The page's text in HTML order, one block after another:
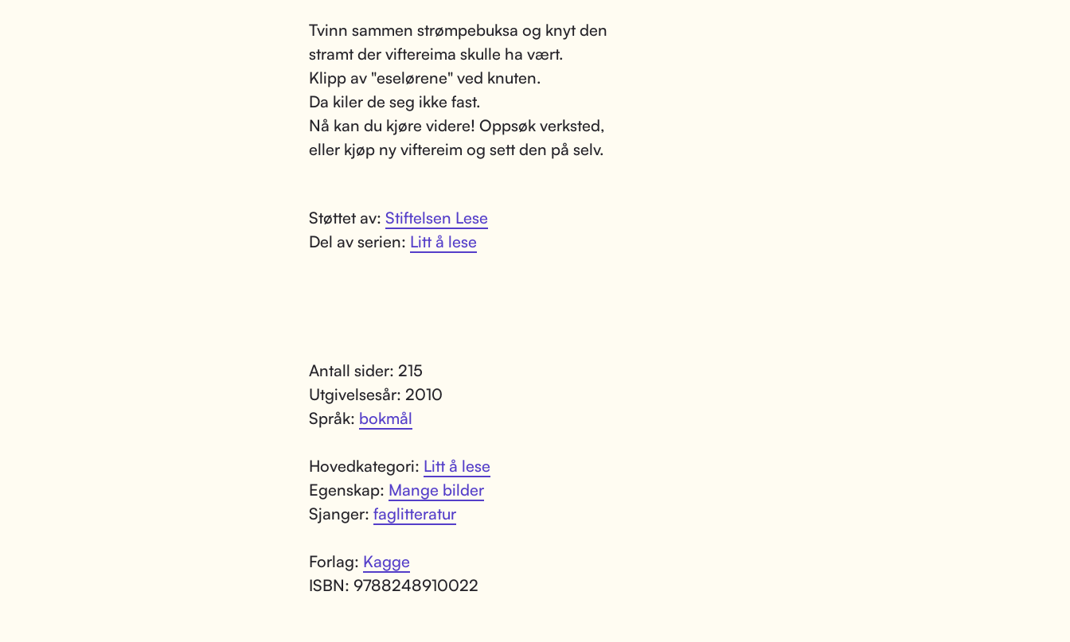
Tvinn sammen strømpebuksa og knyt den
stramt der viftereima skulle ha vært.
Klipp av "eselørene" ved knuten.
Da kiler de seg ikke fast.
Nå kan du kjøre videre! Oppsøk verksted,
eller kjøp ny viftereim og sett den på selv.
Støttet av: Stiftelsen Lese
Del av serien: Litt å lese
Antall sider: 215
Utgivelsesår: 2010
Språk: bokmål
Hovedkategori: Litt å lese
Egenskap: Mange bilder
Sjanger: faglitteratur
Forlag: Kagge
ISBN: 9788248910022